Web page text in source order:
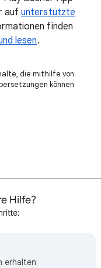
aufunterstützte
finden
lesen.
die mithilfe von
können
Hilfe?
erhalten